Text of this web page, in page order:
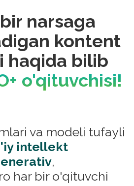
narsaga
kontent
haqida bilib
o'qituvchisi!
va modeli tufayli
intellekt
,
har bir o'qituvchi